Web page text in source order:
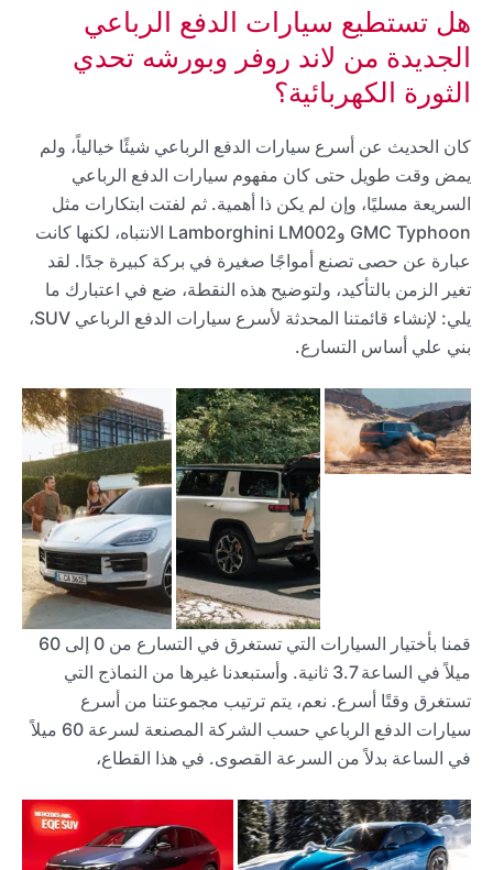
هل تستطيع سيارات الدفع الرباعي
الجديدة من لاند روفر وبورشه تحدي
الثورة الكهربائية؟
كان الحديث عن أسرع سيارات الدفع الرباعي شيئًا خيالياً، ولم
يمض وقت طويل حتى كان مفهوم سيارات الدفع الرباعي
السريعة مسليًا، وإن لم يكن ذا أهمية. ثم لفتت ابتكارات مثل
GMC Typhoon وLamborghini LM002 الانتباه، لكنها كانت
عبارة عن حصى تصنع أمواجًا صغيرة في بركة كبيرة جدًا. لقد
تغير الزمن بالتأكيد، ولتوضيح هذه النقطة، ضع في اعتبارك ما
يلي: لإنشاء قائمتنا المحدثة لأسرع سيارات الدفع الرباعي SUV،
بني علي أساس التسارع.
قمنا بأختيار السيارات التي تستغرق في التسارع من 0 إلى 60
ميلاً في الساعة 3.7 ثانية. وأستبعدنا غيرها من النماذج التي
تستغرق وقتًا أسرع. نعم، يتم ترتيب مجموعتنا من أسرع
سيارات الدفع الرباعي حسب الشركة المصنعة لسرعة 60 ميلاً
في الساعة بدلاً من السرعة القصوى. في هذا القطاع،